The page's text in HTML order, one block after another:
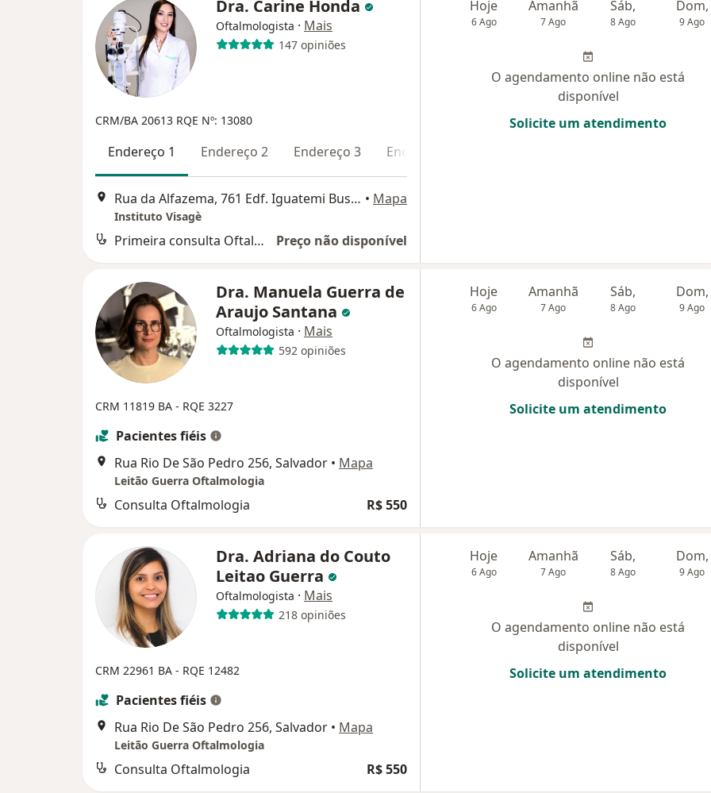
Dra. Carine Honda
Oftalmologista · Mais
147 opiniões
CRM/BA 20613 RQE Nº: 13080
Endereço 1 Endereço 2 Endereço 3 Endereço 4
Rua da Alfazema, 761 Edf. Iguatemi Business e Flat, SALA 302, Caminho das Àrvores, Salvador-BA, Salvador • Mapa
Instituto Visagè
Primeira consulta Oftalmologia Preço não disponível
Hoje
6 Ago
Amanhã
7 Ago
Sáb,
8 Ago
Dom,
9 Ago
O agendamento online não está
disponível
Solicite um atendimento
Dra. Manuela Guerra de
Araujo Santana
Oftalmologista · Mais
592 opiniões
CRM 11819 BA - RQE 3227
Pacientes fiéis
Rua Rio De São Pedro 256, Salvador • Mapa
Leitão Guerra Oftalmologia
Consulta Oftalmologia R$ 550
Hoje
6 Ago
Amanhã
7 Ago
Sáb,
8 Ago
Dom,
9 Ago
O agendamento online não está
disponível
Solicite um atendimento
Dra. Adriana do Couto
Leitao Guerra
Oftalmologista · Mais
218 opiniões
CRM 22961 BA - RQE 12482
Pacientes fiéis
Rua Rio De São Pedro 256, Salvador • Mapa
Leitão Guerra Oftalmologia
Consulta Oftalmologia R$ 550
Hoje
6 Ago
Amanhã
7 Ago
Sáb,
8 Ago
Dom,
9 Ago
O agendamento online não está
disponível
Solicite um atendimento